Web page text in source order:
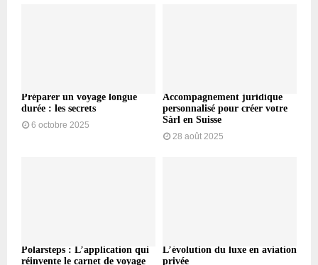
Préparer un voyage longue
durée : les secrets
6 octobre 2025
Accompagnement juridique
personnalisé pour créer votre
Sàrl en Suisse
28 août 2025
Polarsteps : L’application qui
réinvente le carnet de voyage
L’évolution du luxe en aviation
privée